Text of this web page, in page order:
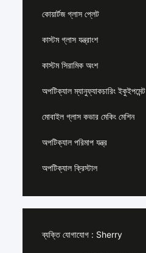
কোয়ার্টজ গ্লাস প্লেট
কাস্টম গ্লাস যন্ত্রাংশ
কাস্টম সিরামিক অংশ
অপটিক্যাল ম্যানুফ্যাকচারিং ইকুইপমেন্ট
মোবাইল গ্লাস কভার মেকিং মেশিন
অপটিক্যাল পরিমাপ যন্ত্র
অপটিক্যাল ক্রিস্টাল
ব্যক্তি যোগাযোগ : Sherry